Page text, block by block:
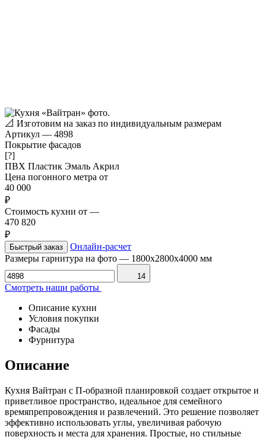
📐 Изготовим на заказ по индивидуальным размерам
Артикул — 4898
Покрытие фасадов
[?]
ПВХ Пластик Эмаль Акрил
Цена погонного метра от
40 000
₽
Стоимость кухни от —
470 820
₽
Быстрый заказ
Онлайн-расчет
Размеры гарнитура на фото — 1800х2800х4000 мм
14
Смотреть наши работы
Описание кухни
Условия покупки
Фасады
Фурнитура
Описание
Кухня Вайтран с П-образной планировкой создает открытое и
приветливое пространство, идеальное для семейного
времяпрепровождения и развлечений. Это решение позволяет
эффективно использовать углы, увеличивая рабочую
поверхность и места для хранения. Простые, но стильные